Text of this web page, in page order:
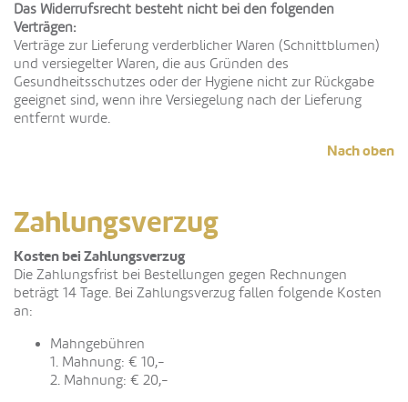
Das Widerrufsrecht besteht nicht bei den folgenden
Verträgen:
Verträge zur Lieferung verderblicher Waren (Schnittblumen)
und versiegelter Waren, die aus Gründen des
Gesundheitsschutzes oder der Hygiene nicht zur Rückgabe
geeignet sind, wenn ihre Versiegelung nach der Lieferung
entfernt wurde.
Nach oben
Zahlungsverzug
Kosten bei Zahlungsverzug
Die Zahlungsfrist bei Bestellungen gegen Rechnungen
beträgt 14 Tage. Bei Zahlungsverzug fallen folgende Kosten
an:
Mahngebühren
1. Mahnung: € 10,-
2. Mahnung: € 20,-